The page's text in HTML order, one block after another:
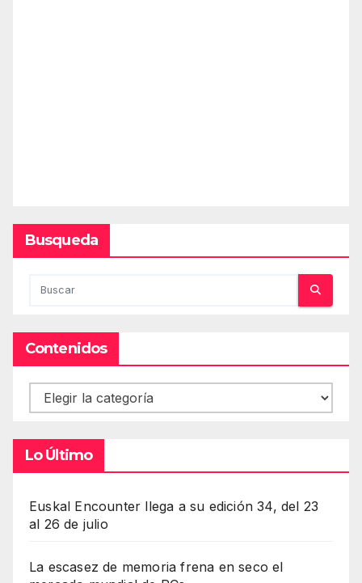
Busqueda
Contenidos
Contenidos
Lo Último
Euskal Encounter llega a su edición 34, del 23
al 26 de julio
La escasez de memoria frena en seco el